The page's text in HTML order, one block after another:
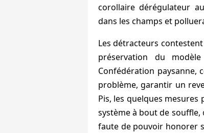
corollaire dérégulateur
dans les champs et
Les détracteurs
préservation du modèle
Confédération paysanne,
problème,garantir un
Pis, les quelques
système à bout de
faute de pouvoir honorer